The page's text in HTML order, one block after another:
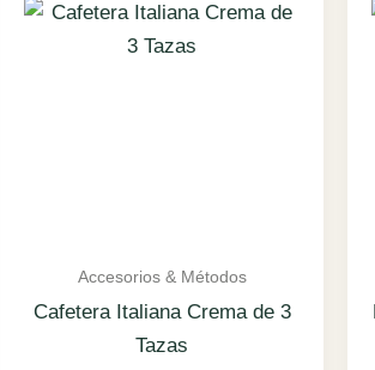
Accesorios & Métodos
Cafetera Italiana Crema de 3
Tazas